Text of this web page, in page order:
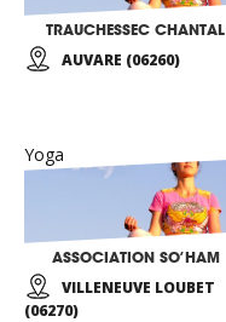
TRAUCHESSEC CHANTAL
AUVARE (06260)
Yoga
ASSOCIATION SO’HAM
VILLENEUVE LOUBET
(06270)